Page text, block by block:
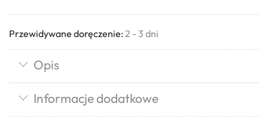
Przewidywane doręczenie: 2 - 3 dni
Opis
Informacje dodatkowe